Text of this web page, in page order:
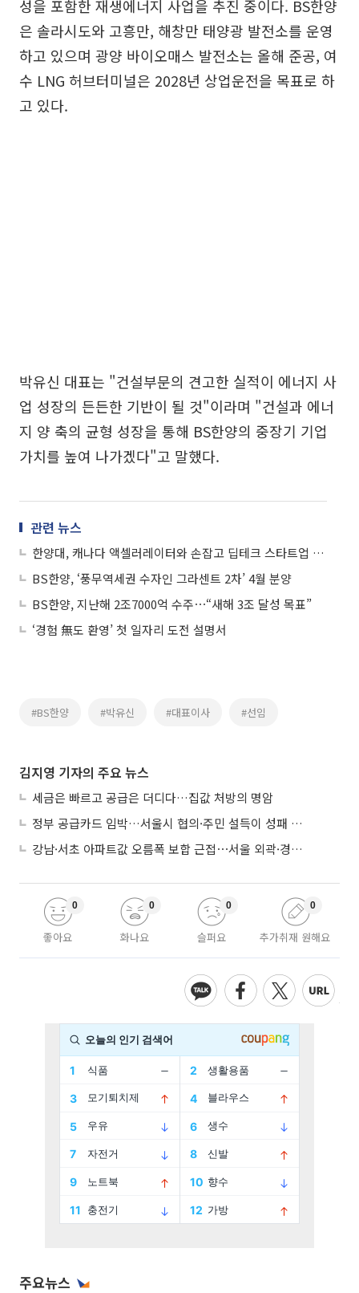
성을 포함한 재생에너지 사업을 추진 중이다. BS한양
은 솔라시도와 고흥만, 해창만 태양광 발전소를 운영
하고 있으며 광양 바이오매스 발전소는 올해 준공, 여
수 LNG 허브터미널은 2028년 상업운전을 목표로 하
고 있다.
박유신 대표는 "건설부문의 견고한 실적이 에너지 사
업 성장의 든든한 기반이 될 것"이라며 "건설과 에너
지 양 축의 균형 성장을 통해 BS한양의 중장기 기업
가치를 높여 나가겠다"고 말했다.
관련 뉴스
한양대, 캐나다 액셀러레이터와 손잡고 딥테크 스타트업 북미 진출 지원
BS한양, ‘풍무역세권 수자인 그라센트 2차’ 4월 분양
BS한양, 지난해 2조7000억 수주⋯“새해 3조 달성 목표”
‘경험 無도 환영’ 첫 일자리 도전 설명서
#BS한양 #박유신 #대표이사 #선임
김지영 기자의 주요 뉴스
세금은 빠르고 공급은 더디다…집값 처방의 명암
정부 공급카드 임박…서울시 협의·주민 설득이 성패 가른다
강남·서초 아파트값 오름폭 보합 근접⋯서울 외곽·경기 남부 중심 매수세
좋아요
0
화나요
0
슬퍼요
0
추가취재 원해요
0
주요뉴스